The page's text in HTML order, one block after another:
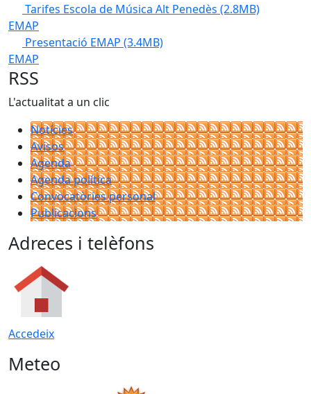
Tarifes Escola de Música Alt Penedès (2.8MB)
EMAP
Presentació EMAP (3.4MB)
EMAP
RSS
L'actualitat a un clic
Notícies
Avisos
Agenda
Agenda política
Convocatòries personal
Publicacions
Adreces i telèfons
Accedeix
Meteo